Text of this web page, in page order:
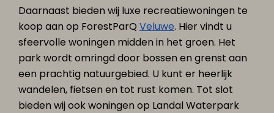
Daarnaast bieden wij luxe recreatiewoningen te
koop aan op ForestParQVeluwe. Hier vindt u
sfeervolle woningen midden in het groen. Het
park wordt omringd door bossen en grenst aan
een prachtig natuurgebied. U kunt er heerlijk
wandelen, fietsen en tot rust komen. Tot slot
bieden wij ook woningen op Landal Waterpark